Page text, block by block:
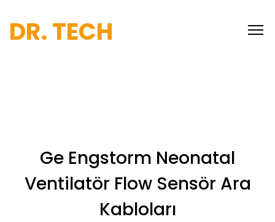
DR. TECH
Ge Engstorm Neonatal
Ventilatör Flow Sensör Ara
Kabloları